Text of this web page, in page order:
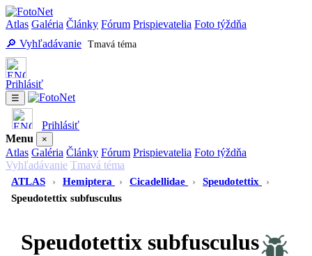
Atlas Galéria Články Fórum Prispievatelia Foto týždňa
🔎 Vyhľadávanie Tmavá téma
Prihlásiť
☰
Prihlásiť
Menu
×
Atlas Galéria Články Fórum Prispievatelia Foto týždňa
Vyhľadávanie Tmavá téma
ATLAS
› Hemiptera › Cicadellidae › Speudotettix
›
Speudotettix subfusculus
Speudotettix subfusculus